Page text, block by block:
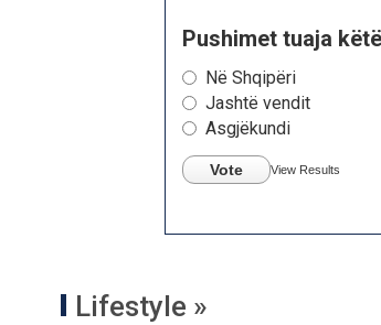
Pushimet tuaja
Në Shqipëri
Jashtë vendit
Asgjëkundi
Vote View Results
Lifestyle »